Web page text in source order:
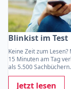
Blinkist im Test
Keine Zeit zum
15 Minuten am Tag
als 5.500 Sachbüchern.
Jetzt lesen